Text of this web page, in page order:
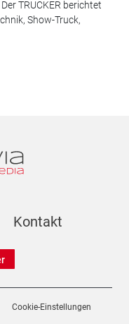
TRUCKER berichtet
Show-Truck,
Kontakt
Cookie-Einstellungen